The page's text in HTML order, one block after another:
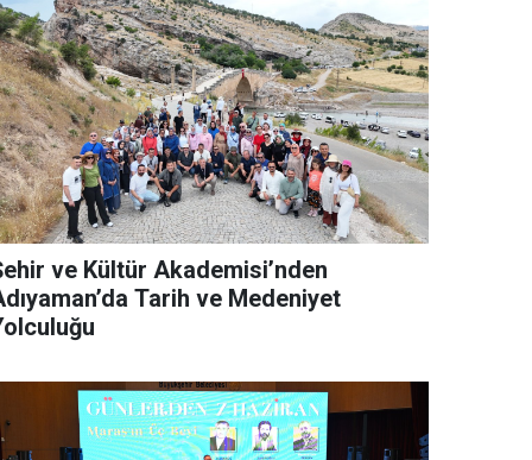
ve Kültür Akademisi’nden
Tarih ve Medeniyet